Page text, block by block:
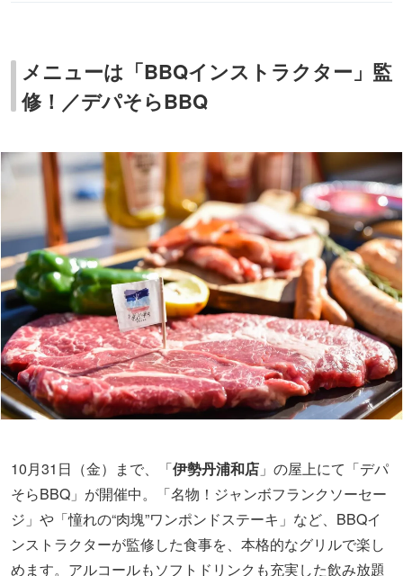
メニューは「BBQインストラクター」監
修！／デパそらBBQ
10月31日（金）まで、「伊勢丹浦和店 」の屋上にて「デパ
そらBBQ」が開催中。「名物！ジャンボフランクソーセー
ジ」や「憧れの“肉塊”ワンポンドステーキ」など、BBQイ
ンストラクターが監修した食事を、本格的なグリルで楽し
めます。アルコールもソフトドリンクも充実した飲み放題